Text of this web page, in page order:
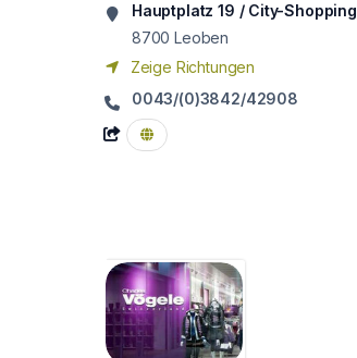
Hauptplatz 19 / City-Shopping
8700 Leoben
Zeige Richtungen
0043/(0)3842/42908